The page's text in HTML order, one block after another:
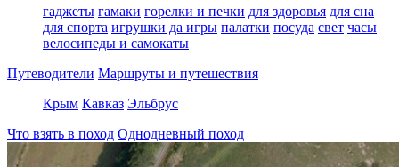
гаджеты гамаки горелки и печки для здоровья для сна
для спорта игрушки да игры палатки посуда свет часы
велосипеды и самокаты
Путеводители Маршруты и путешествия
Крым Кавказ Эльбрус
Что взять в поход Однодневный поход